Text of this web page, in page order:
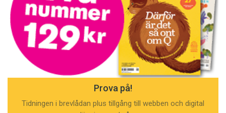
Prova på!
Tidningen i brevlådan plus tillgång till webben och digital